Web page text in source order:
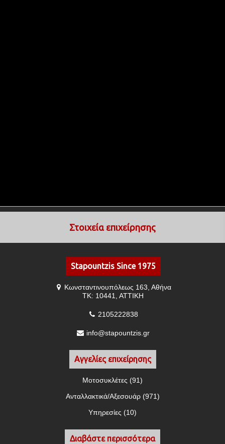
Στοιχεία επιχείρησης
Stapountzis Since 1975
Κωνσταντινουπόλεως 163, Αθήνα
ΤΚ: 10441, ΑΤΤΙΚΗ
2105222838
info@stapountzis.gr
Αγγελίες επιχείρησης
Μοτοσυκλέτες (91)
Ανταλλακτικά/Αξεσουάρ (971)
Υπηρεσίες (10)
Διαβάστε περισσότερα